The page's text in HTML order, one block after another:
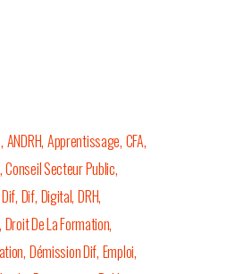
ANDRH Apprentissage CFA
Conseil Secteur Public
Dif Digital DRH
Droit De La Formation
Démission Dif Emploi